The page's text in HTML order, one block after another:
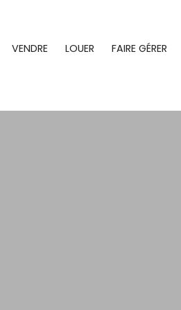
VENDRE LOUER FAIRE GÉRER